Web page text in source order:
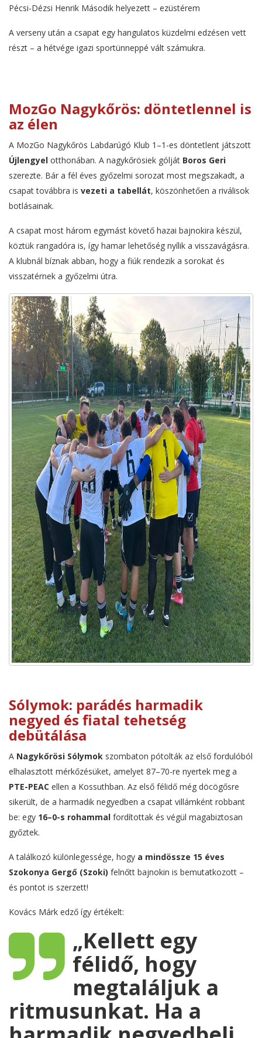
Pécsi-Dézsi Henrik Második helyezett – ezüstérem
A verseny után a csapat egy hangulatos küzdelmi edzésen vett
részt – a hétvége igazi sportünneppé vált számukra.
MozGo Nagykőrös: döntetlennel is
az élen
A MozGo Nagykőrös Labdarúgó Klub 1–1-es döntetlent játszott
Újlengyel otthonában. A nagykőrösiek gólját Boros Geri
szerezte. Bár a fél éves győzelmi sorozat most megszakadt, a
csapat továbbra is vezeti a tabellát, köszönhetően a riválisok
botlásainak.
A csapat most három egymást követő hazai bajnokira készül,
köztük rangadóra is, így hamar lehetőség nyílik a visszavágásra.
A klubnál bíznak abban, hogy a fiúk rendezik a sorokat és
visszatérnek a győzelmi útra.
Sólymok: parádés harmadik
negyed és fiatal tehetség
debütálása
A Nagykőrösi Sólymok szombaton pótolták az első fordulóból
elhalasztott mérkőzésüket, amelyet 87–70-re nyertek meg a
PTE-PEAC ellen a Kossuthban. Az első félidő még döcögősre
sikerült, de a harmadik negyedben a csapat villámként robbant
be: egy 16–0-s rohammal fordítottak és végül magabiztosan
győztek.
A találkozó különlegessége, hogy a mindössze 15 éves
Szokonya Gergő (Szoki) felnőtt bajnokin is bemutatkozott –
és pontot is szerzett!
Kovács Márk edző így értékelt:
„Kellett egy
félidő, hogy
megtaláljuk a
ritmusunkat. Ha a